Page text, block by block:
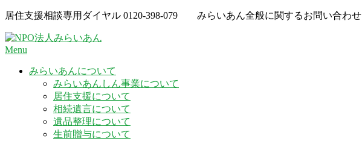
Skip
content
居住支援相談専用ダイヤル 0120-398-079 みらいあん全般に関するお問い合わせ
Menu
みらいあんについて
みらいあんしん事業について
居住支援について
相続遺言について
遺品整理について
生前贈与について